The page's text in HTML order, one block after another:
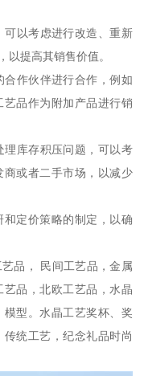
可以考虑进行改造、重新
以提高其销售价值。
作伙伴进行合作，例如
品作为附加产品进行销
理库存积压问题，可以考
或者二手市场，以减少
定价策略的制定，以确
品， 民间工艺品，金属
品，北欧工艺品，水晶
型。水晶工艺奖杯、奖
统工艺，纪念礼品时尚